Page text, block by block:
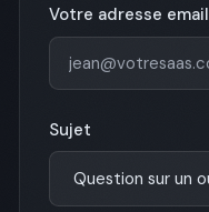
Votre adresse email
Sujet